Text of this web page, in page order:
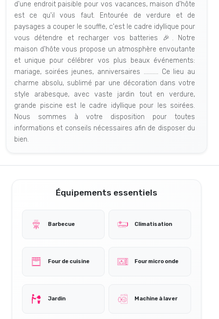
d'une endroit paisible pour vos vacances, maison d'hôte
est ce qu'il vous faut. Entourée de verdure et de
paysages a couper le souffle, c'est le cadre idyllique pour
vous détendre et recharger vos batteries 🎉. Notre
maison d'hôte vous propose un atmosphère envoutante
et unique pour célébrer vos plus beaux événements:
mariage, soirées jeunes, anniversaires .......... Ce lieu au
charme absolu, sublimé par une décoration dans votre
style arabesque, avec vaste jardin tout en verdure,
grande piscine est le cadre idyllique pour les soirées.
Nous sommes à votre disposition pour toutes
informations et conseils nécessaires afin de disposer du
bien.
Équipements essentiels
Barbecue Climatisation
Four de cuisine Four micro onde
Jardin Machine à laver